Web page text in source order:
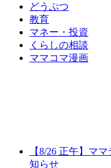
どうぶつ
教育
マネー・投資
くらしの相談
ママコマ漫画
【8/26 正午】マ
知らせ